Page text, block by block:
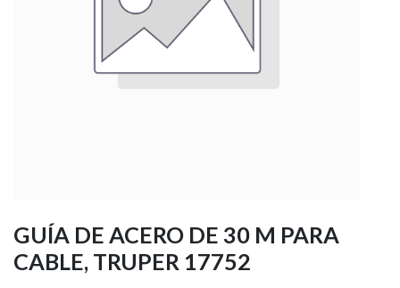
GUÍA DE ACERO DE 30 M PARA
CABLE, TRUPER 17752